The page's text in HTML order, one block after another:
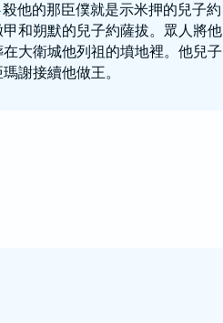
殺他的那臣僕就是示米押的兒子約
甲和朔默的兒子約薩拔。眾人將他
在大衛城他列祖的墳地裡。他兒子
瑪謝接續他做王。